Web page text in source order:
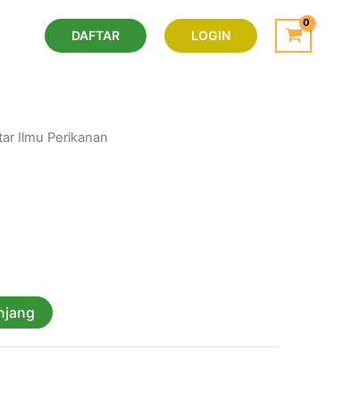
DAFTAR LOGIN
Ilmu Perikanan